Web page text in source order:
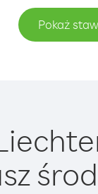
Pokaż